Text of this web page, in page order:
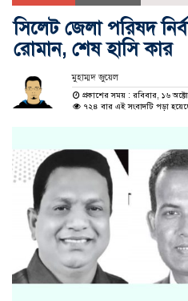
সিলেট জেলা পরিষদ
রোমান, শেষ হাসি কার
মুহাম্মদ জুয়েল
প্রকাশের সময় : রবিবার, ১৬
৭২৪ বার এই সংবাদটি পড়া